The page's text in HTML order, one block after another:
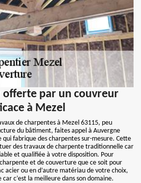
par un couvreur
à Mezel
de charpentes à Mezel 63115, peu
du bâtiment, faites appel à Auvergne
fabrique des charpentes sur-mesure. Cette
des travaux de charpente traditionnelle car
et qualifiée à votre disposition. Pour
et de couverture que ce soit pour
acier ou en d’autre matériau de votre choix,
c’est la meilleure dans son domaine.